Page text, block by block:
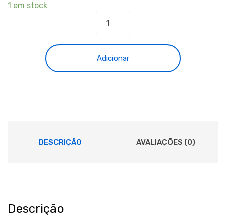
1 em stock
Quantidade
TONER
CANON/HP
Adicionar
DESCRIÇÃO AVALIAÇÕES (0)
Descrição